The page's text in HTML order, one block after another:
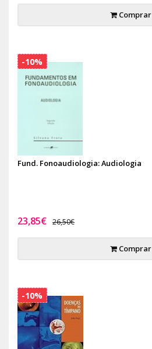
Comprar
Fund. Fonoaudiologia: Audiologia
23,85€ 26,50€
Comprar
-10%
-10%